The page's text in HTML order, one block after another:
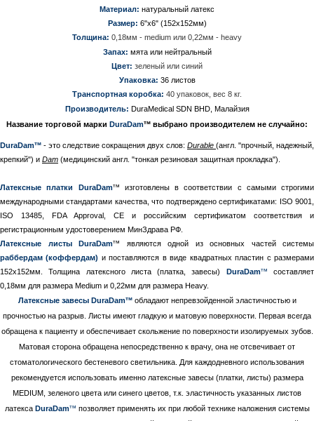
Материал: натуральный латекс
Размер: 6"x6" (152x152мм)
Толщина: 0,18мм - medium или 0,22мм - heavy
Запах: мята или нейтральный
Цвет: зеленый или синий
Упаковка: 36 листов
Транспортная коробка: 40 упаковок, вес 8 кг.
Производитель: DuraMedical SDN BHD, Малайзия
Название торговой марки DuraDamтм выбрано производителем не случайно:
DuraDamтм - это следствие сокращения двух слов: Durable (англ. "прочный, надежный,
крепкий") и Dam (медицинский англ. "тонкая резиновая защитная прокладка").
Латексные платки DuraDamтм
изготовлены в соответствии с самыми строгими
международными стандартами качества, что подтверждено сертификатами: ISO 9001,
ISO 13485, FDA Approval, CE и российским сертификатом соответствия и
регистрационным удостоверением МинЗдрава РФ.
Латексные листы DuraDamтм
являются одной из основных частей системы
раббердам (коффердам) и поставляются в виде квадратных пластин с размерами
152х152мм. Толщина латексного листа (платка, завесы) DuraDamтм
составляет
0,18мм для размера Medium и 0,22мм для размера Heavy.
Латексные завесы DuraDamтмобладают непревзойденной эластичностью и
прочностью на разрыв. Листы имеют гладкую и матовую поверхности. Первая всегда
обращена к пациенту и обеспечивает скольжение по поверхности изолируемых зубов.
Матовая сторона обращена непосредственно к врачу, она не отсвечивает от
стоматологического бестеневого светильника. Для каждодневного использования
рекомендуется использовать именно латексные завесы (платки, листы) размера
MEDIUM, зеленого цвета или синего цветов, т.к. эластичность указанных листов
латекса DuraDamтм позволяет применять их при любой технике наложения системы